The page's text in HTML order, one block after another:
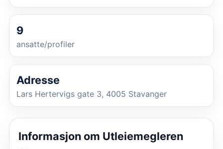
9
ansatte/profiler
Adresse
Lars Hertervigs gate 3, 4005 Stavanger
Informasjon om Utleiemegleren